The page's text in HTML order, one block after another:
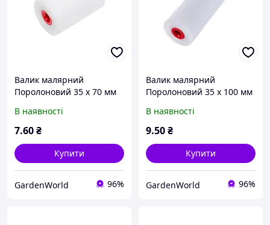
Валик малярний
Поролоновий 35 х 70 мм
В наявності
7.60₴
Купити
GardenWorld 96%
Валик малярний
Поролоновий 35 х 100 мм
В наявності
9.50₴
Купити
GardenWorld 96%